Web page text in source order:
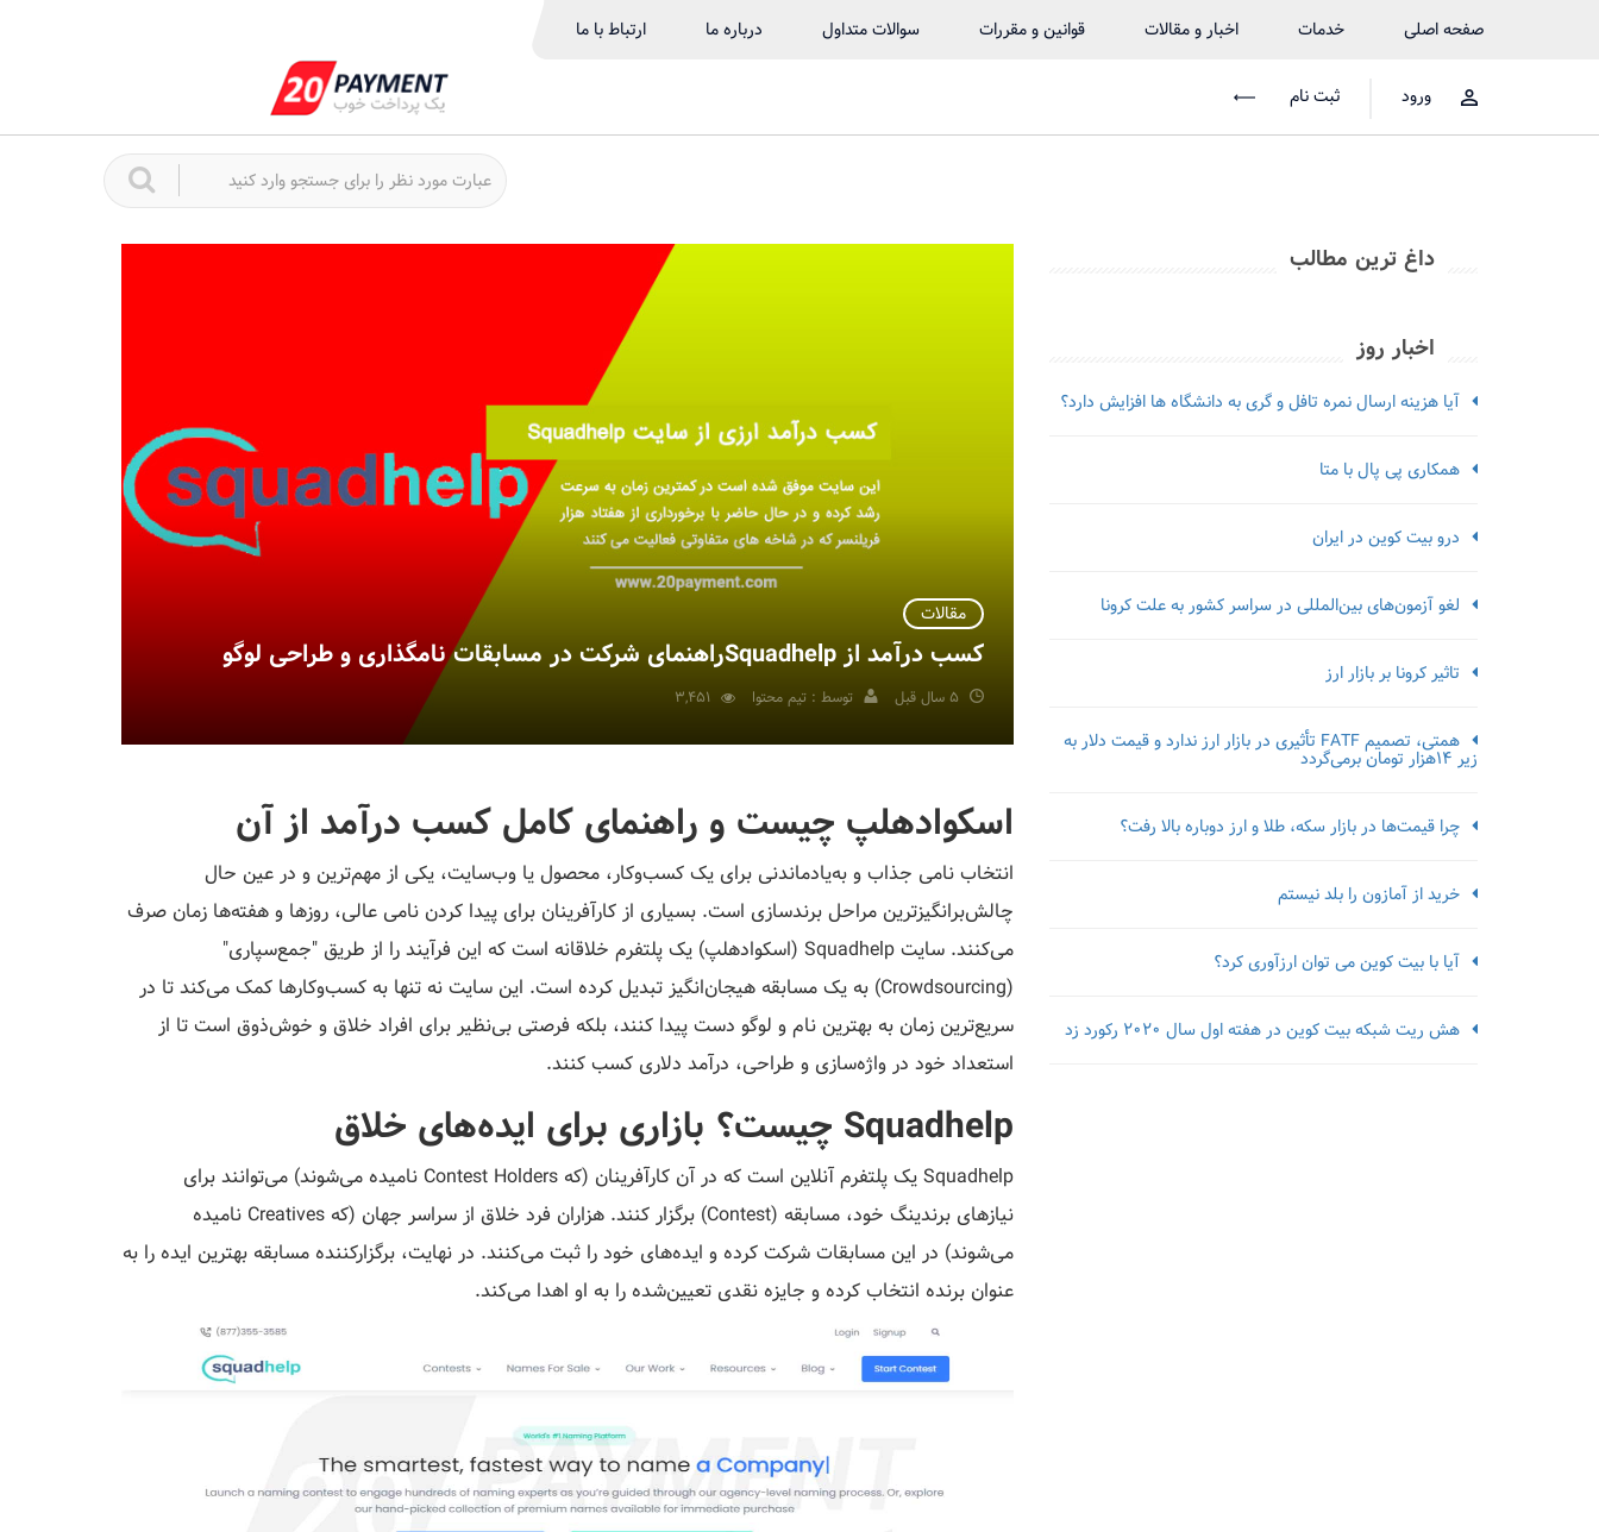
صفحه اصلی خدمات اخبار و مقالات قوانین و مقررات سوالات متداول درباره ما ارتباط با ما
ورود ثبت نام
مقالات
کسب درآمد از Squadhelpراهنمای شرکت در مسابقات نامگذاری و طراحی لوگو
5 سال قبل توسط : تیم محتوا
اسکوادهلپ چیست و راهنمای کامل کسب درآمد از آن
انتخاب نامی جذاب و به‌یادماندنی برای یک کسب‌وکار، محصول یا وب‌سایت، یکی از مهم‌ترین و در عین حال
چالش‌برانگیزترین مراحل برندسازی است. بسیاری از کارآفرینان برای پیدا کردن نامی عالی، روزها و هفته‌ها زمان صرف
می‌کنند. سایت Squadhelp (اسکوادهلپ) یک پلتفرم خلاقانه است که این فرآیند را از طریق "جمع‌سپاری"
(Crowdsourcing) به یک مسابقه هیجان‌انگیز تبدیل کرده است. این سایت نه تنها به کسب‌وکارها کمک می‌کند تا در
سریع‌ترین زمان به بهترین نام و لوگو دست پیدا کنند، بلکه فرصتی بی‌نظیر برای افراد خلاق و خوش‌ذوق است تا از
استعداد خود در واژه‌سازی و طراحی، درآمد دلاری کسب کنند.
Squadhelp چیست؟ بازاری برای ایده‌های خلاق
Squadhelp یک پلتفرم آنلاین است که در آن کارآفرینان (که Contest Holders نامیده می‌شوند) می‌توانند برای
نیازهای برندینگ خود، مسابقه (Contest) برگزار کنند. هزاران فرد خلاق از سراسر جهان (که Creatives نامیده
می‌شوند) در این مسابقات شرکت کرده و ایده‌های خود را ثبت می‌کنند. در نهایت، برگزارکننده مسابقه بهترین ایده را به
عنوان برنده انتخاب کرده و جایزه نقدی تعیین‌شده را به او اهدا می‌کند.
داغ ترین مطالب
اخبار روز
آیا هزینه ارسال نمره تافل و گری به دانشگاه ها افزایش دارد؟
همکاری پی پال با متا
درو بیت کوین در ایران
لغو آزمون‌‌های بین‌المللی در سراسر کشور به علت کرونا
تاثیر کرونا بر بازار ارز
همتی، تصمیم FATF تأثیری در بازار ارز ندارد و قیمت دلار به
زیر ۱۴هزار تومان برمی‌گردد
چرا قیمت‌ها در بازار سکه، طلا و ارز دوباره بالا رفت؟
خرید از آمازون را بلد نیستم
آیا با بیت کوین می توان ارزآوری کرد؟
هش ریت شبکه بیت کوین در هفته اول سال 2020 رکورد زد